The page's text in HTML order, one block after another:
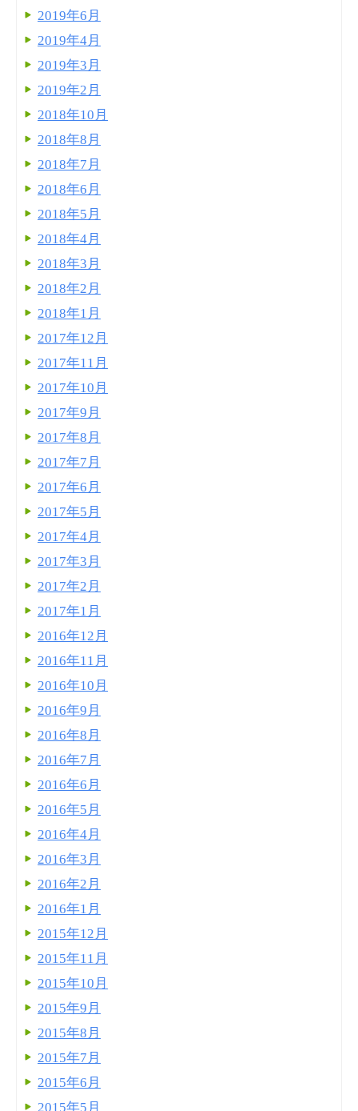
2019年6月
2019年4月
2019年3月
2019年2月
2018年10月
2018年8月
2018年7月
2018年6月
2018年5月
2018年4月
2018年3月
2018年2月
2018年1月
2017年12月
2017年11月
2017年10月
2017年9月
2017年8月
2017年7月
2017年6月
2017年5月
2017年4月
2017年3月
2017年2月
2017年1月
2016年12月
2016年11月
2016年10月
2016年9月
2016年8月
2016年7月
2016年6月
2016年5月
2016年4月
2016年3月
2016年2月
2016年1月
2015年12月
2015年11月
2015年10月
2015年9月
2015年8月
2015年7月
2015年6月
2015年5月